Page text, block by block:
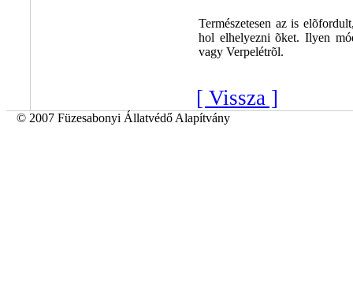
Természetesen az is
hol elhelyezni õket. Ilyen
vagy Verpelétrõl.
[ Vissza ]
© 2007 Füzesabonyi Állatvédő Alapítvány